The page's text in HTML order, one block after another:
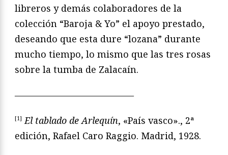
libreros y demás colaboradores de la
colección “Baroja & Yo” el apoyo prestado,
deseando que esta dure “lozana” durante
mucho tiempo, lo mismo que las tres rosas
sobre la tumba de Zalacaín.
—————————————
[1] El tablado de Arlequín, «País vasco»., 2ª
edición, Rafael Caro Raggio. Madrid, 1928.